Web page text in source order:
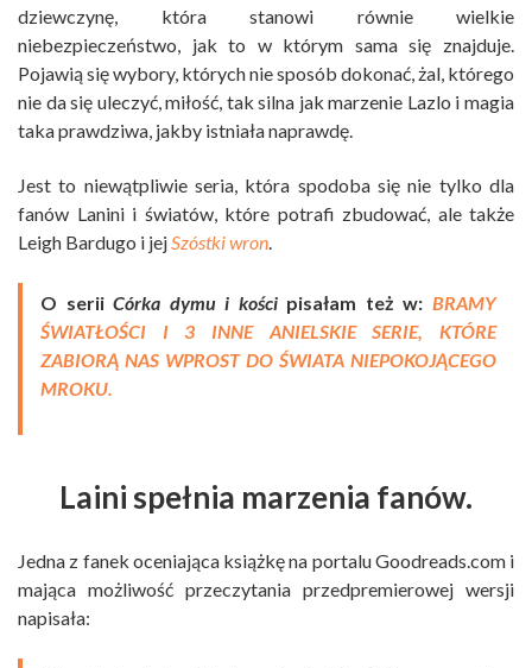
dziewczynę, która stanowi równie wielkie
niebezpieczeństwo, jak to w którym sama się znajduje.
Pojawią się wybory, których nie sposób dokonać, żal, którego
nie da się uleczyć, miłość, tak silna jak marzenie Lazlo i magia
taka prawdziwa, jakby istniała naprawdę.
Jest to niewątpliwie seria, która spodoba się nie tylko dla
fanów Lanini i światów, które potrafi zbudować, ale także
Leigh Bardugo i jej Szóstki wron
O seriiCórka dymu i kościpisałam też w: BRAMY
ŚWIATŁOŚCI I 3 INNE ANIELSKIE SERIE, KTÓRE
ZABIORĄ NAS WPROST DO ŚWIATA NIEPOKOJĄCEGO
MROKU.
Laini spełnia marzenia fanów.
Jedna z fanek oceniająca książkę na portalu Goodreads.com i
mająca możliwość przeczytania przedpremierowej wersji
napisała: